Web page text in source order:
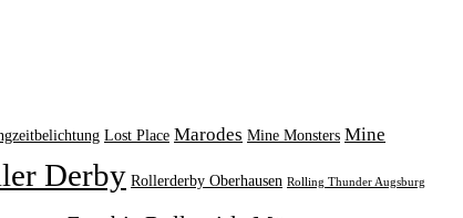
Lost Place Marodes Mine Monsters Mine
Derby Rollerderby Oberhausen Rolling Thunder Augsburg